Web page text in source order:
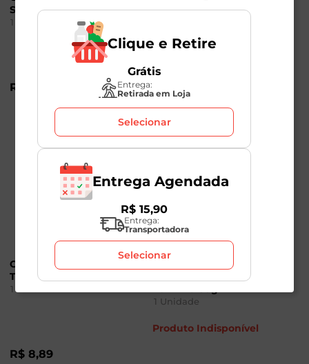
Sococo 100g
1
R$
Desidratado Da
11 49
Coco em Flocos Da
Terrinha 100g
1
R$ 8,89
Produto Indisponível
1 Unidade
Clique e Retire
Grátis
Entrega:
Retirada em Loja
Selecionar
Entrega Agendada
R$ 15,90
Entrega:
Transportadora
Selecionar